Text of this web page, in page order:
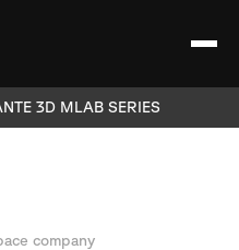
3D MLAB SERIES
company